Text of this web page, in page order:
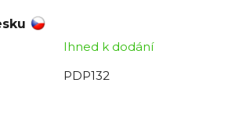
Ihned k dodání
PDP132